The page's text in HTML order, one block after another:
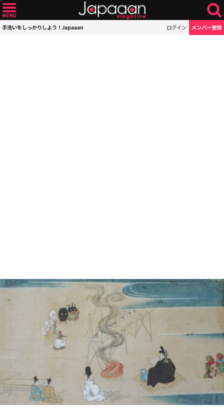
手洗いをしっかりしよう！Japaaan ログイン メンバー登録